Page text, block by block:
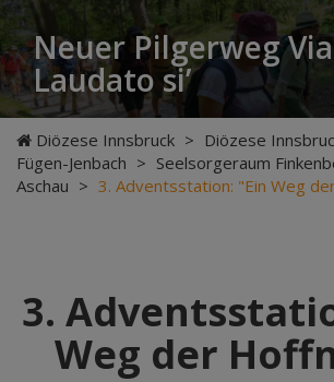
Neuer Pilgerweg Via
Laudato si’
Diözese Innsbruck > Diözese
Fügen-Jenbach > Seelsorgeraum
Aschau > 3. Adventsstation: "Ein Weg
3.
Weg der